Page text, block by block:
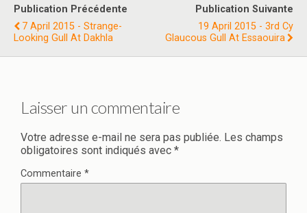
Publication Précédente
7 April 2015 - Strange-
Looking Gull At Dakhla
Publication Suivante
19 April 2015 - 3rd Cy
Glaucous Gull At Essaouira
Laisser un commentaire
Votre adresse e-mail ne sera pas publiée. Les champs
obligatoires sont indiqués avec *
Commentaire *